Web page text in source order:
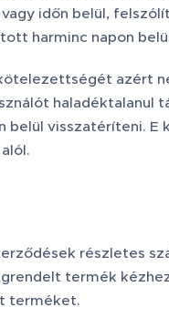
időn belül,
harminc napon
azért
belül visszatéríteni.
részletes
termék
terméket.